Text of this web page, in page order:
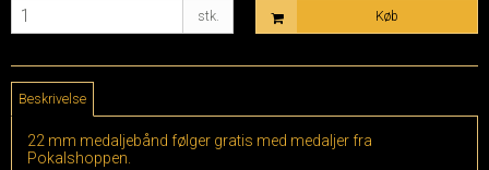
stk. Køb
Beskrivelse
22 mm medaljebånd følger gratis med medaljer fra
Pokalshoppen.